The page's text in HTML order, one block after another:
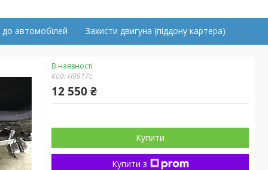
автомобілей Захисти двигуна (піддону картера)
В наявності
Код:H0917c
12 550 ₴
Купити
Купити з